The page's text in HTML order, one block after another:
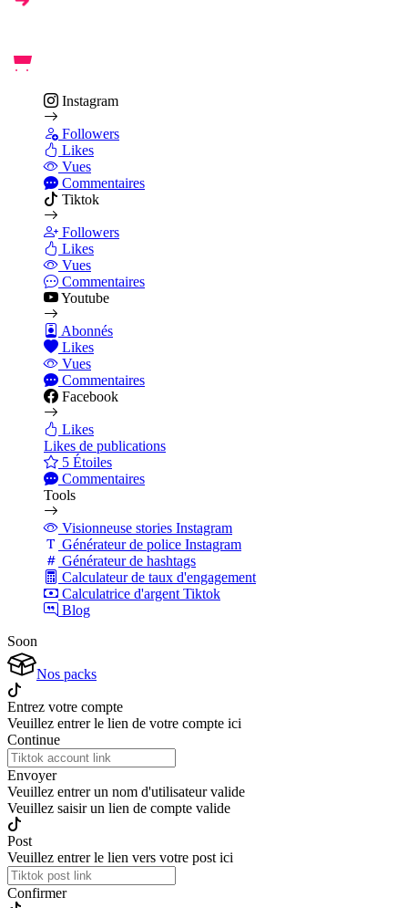
Instagram
Followers
Likes
Vues
Commentaires
Tiktok
Followers
Likes
Vues
Commentaires
Youtube
Abonnés
Likes
Vues
Commentaires
Facebook
Likes
Likes de publications
5 Étoiles
Commentaires
Tools
Visionneuse stories Instagram
Générateur de police Instagram
Générateur de hashtags
Calculateur de taux d'engagement
Calculatrice d'argent Tiktok
Blog
Soon
Nos packs
Entrez votre compte
Veuillez entrer le lien de votre compte ici
Continue
Envoyer
Veuillez entrer un nom d'utilisateur valide
Veuillez saisir un lien de compte valide
Post
Veuillez entrer le lien vers votre post ici
Confirmer